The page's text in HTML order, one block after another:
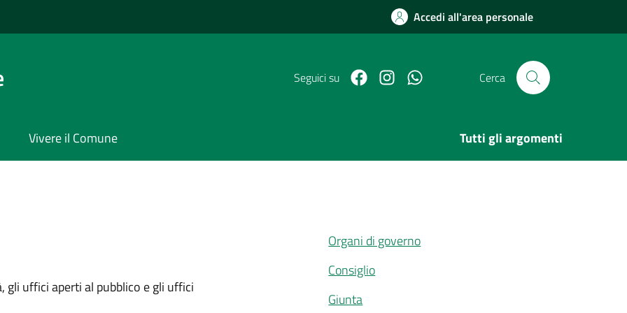
Accedi all'area personale
Seguici su FacebookLink Instagram
Link Canale Whatsapp
Cerca
Vivere il Comune Tutti gli argomenti
gli uffici aperti al pubblico e gli uffici
Organi di governo
Consiglio
Giunta